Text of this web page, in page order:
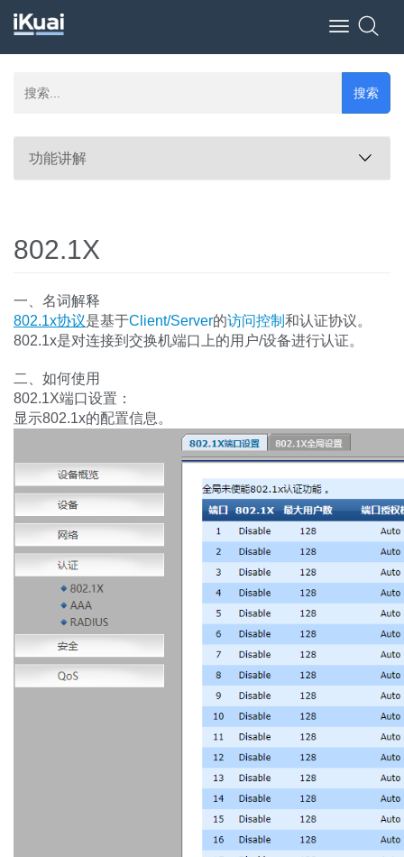
Toggle
搜索
功能讲解
802.1X
一、名词解释
802.1x协议是基于Client/Server的访问控制 和认证协议。
802.1x是对连接到交换机端口上的用户/设备进行认证。
二、如何使用
802.1X端口设置：
显示802.1x的配置信息。